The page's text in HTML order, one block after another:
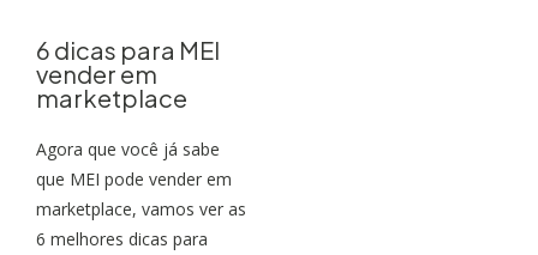
6 dicas para MEI
vender em
marketplace
Agora que você já sabe
que MEI pode vender em
marketplace, vamos ver as
6 melhores dicas para